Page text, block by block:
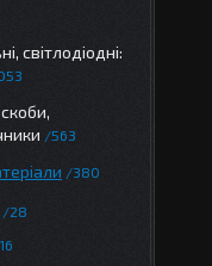
світлодіодні:
563
380
28
16